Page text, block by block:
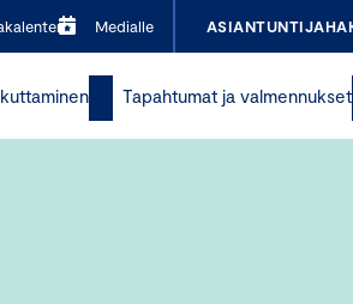
Medialle
Tapahtumat ja valmennukset